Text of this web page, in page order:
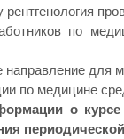
рентгенология
по
для
по медицине
о